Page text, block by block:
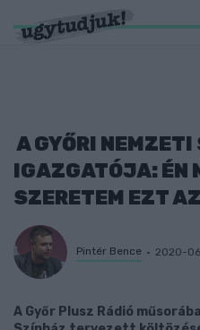
A GYŐRI
IGAZGATÓJA: ÉN
SZERETEM EZT
Pintér Bence 2020-
A Győr Plusz Rádió